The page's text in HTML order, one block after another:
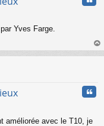
Yves Farge.
au
améliorée avec le T10, je